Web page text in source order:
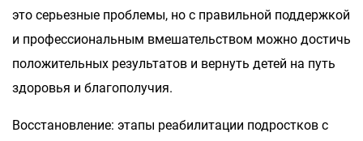
это серьезные проблемы, но с правильной поддержкой
и профессиональным вмешательством можно достичь
положительных результатов и вернуть детей на путь
здоровья и благополучия.
Восстановление: этапы реабилитации подростков с